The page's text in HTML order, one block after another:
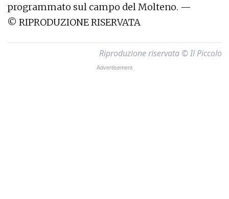
programmato sul campo del Molteno. —
© RIPRODUZIONE RISERVATA
Riproduzione riservata © Il Piccolo